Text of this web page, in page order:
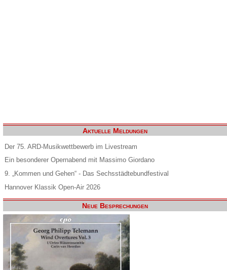
Aktuelle Meldungen
Der 75. ARD-Musikwettbewerb im Livestream
Ein besonderer Opernabend mit Massimo Giordano
9. „Kommen und Gehen“ - Das Sechsstädtebundfestival
Hannover Klassik Open-Air 2026
Neue Besprechungen